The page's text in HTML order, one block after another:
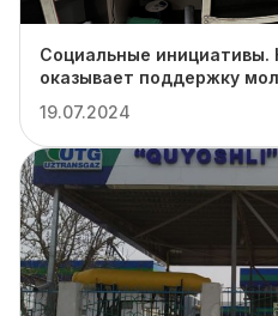
Социальные инициативы.
оказывает поддержку
19.07.2024